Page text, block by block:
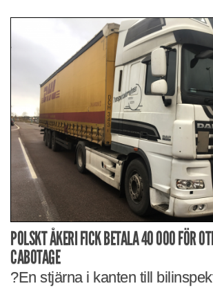
POLSKT ÅKERI FICK BETALA 40 000 FÖR
CABOTAGE
?En stjärna i kanten till